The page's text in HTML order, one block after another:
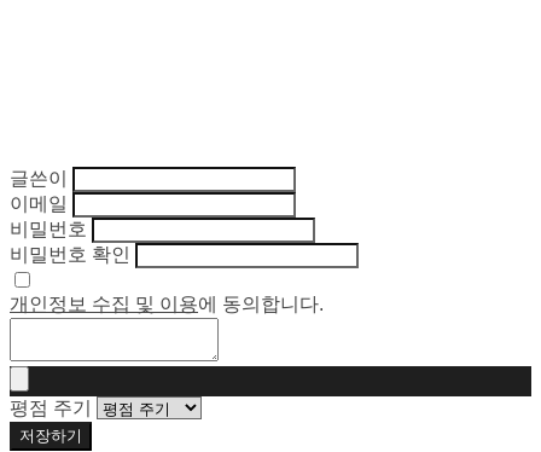
글쓴이
이메일
비밀번호
비밀번호 확인
개인정보 수집 및 이용에 동의합니다.
평점 주기
저장하기